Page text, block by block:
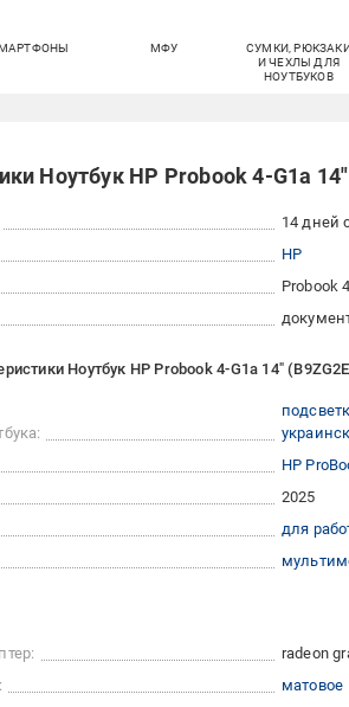
МФУ
СУМКИ,
И ЧЕХЛЫ ДЛЯ
НОУТБУКОВ
Ноутбук HP Probook 4-G1a
14 дней
HP
Probook
Ноутбук HP Probook 4-G1a 14"
HP
2025
для
radeon
матовое